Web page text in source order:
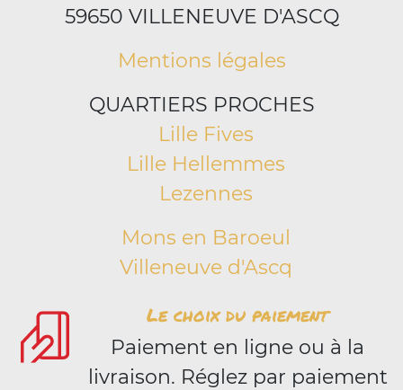
59650 VILLENEUVE D'ASCQ
Mentions légales
QUARTIERS PROCHES
Lille Fives
Lille Hellemmes
Lezennes
Mons en Baroeul
Villeneuve d'Ascq
Le choix du paiement
Paiement en ligne ou à la
livraison. Réglez par paiement